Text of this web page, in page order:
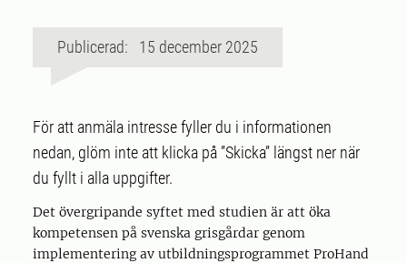
Publicerad: 15 december 2025
För att anmäla intresse fyller du i informationen
nedan, glöm inte att klicka på ”Skicka” längst ner när
du fyllt i alla uppgifter.
Det övergripande syftet med studien är att öka
kompetensen på svenska grisgårdar genom
implementering av utbildningsprogrammet ProHand